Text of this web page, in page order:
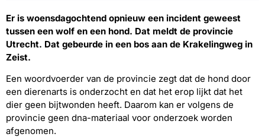
Er is woensdagochtend opnieuw een incident geweest
tussen een wolf en een hond. Dat meldt de provincie
Utrecht. Dat gebeurde in een bos aan de Krakelingweg in
Zeist.
Een woordvoerder van de provincie zegt dat de hond door
een dierenarts is onderzocht en dat het erop lijkt dat het
dier geen bijtwonden heeft. Daarom kan er volgens de
provincie geen dna-materiaal voor onderzoek worden
afgenomen.